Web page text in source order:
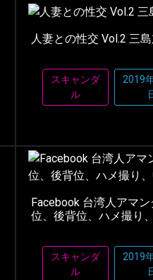
人妻との性交 Vol.2 三
スキャンダ
ル
2019
Facebook 台湾人アマ
位、後背位、ハメ撮り
スキャンダ
ル
2019